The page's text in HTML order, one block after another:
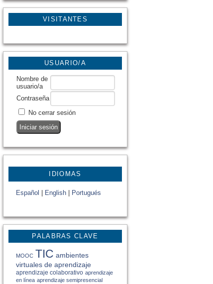
VISITANTES
USUARIO/A
Nombre de
usuario/a
Contraseña
No cerrar sesión
IDIOMAS
Español English Portugués
PALABRAS CLAVE
MOOC TIC ambientes
virtuales de aprendizaje
aprendizaje colaborativo aprendizaje
en línea aprendizaje semipresencial